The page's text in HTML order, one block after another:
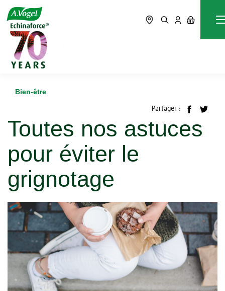
Accueil
Toutes nos astuces pour éviter le grignotage
Bien-être
Partager :
Toutes nos astuces
pour éviter le
grignotage